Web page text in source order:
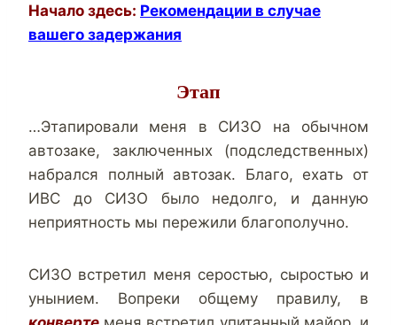
Начало здесь: Рекомендации в случае
вашего задержания
Этап
…Этапировали меня в СИЗО на обычном
автозаке, заключенных (подследственных)
набрался полный автозак. Благо, ехать от
ИВС до СИЗО было недолго, и данную
неприятность мы пережили благополучно.
СИЗО встретил меня серостью, сыростью и
унынием. Вопреки общему правилу, в